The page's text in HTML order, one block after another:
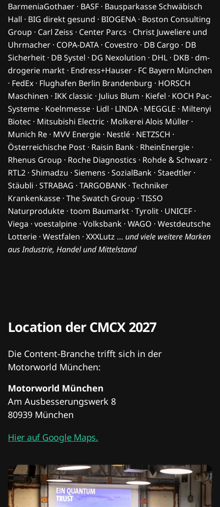
BarmeniaGothaer · BASF · Bausparkasse Schwäbisch
Hall · BIG direkt gesund · BIOGENA · Boston Consulting
Group · Carl Zeiss · Center Parcs · Christ Juweliere und
Uhrmacher · COPA-DATA · Covestro · DB Cargo · DB
Sicherheit · DB Systel · DG Nexolution · DHL · DKB · dm-
drogerie markt · Endress+Hauser · FC Bayern München
· FedEx · Flughafen Berlin Brandenburg · HORSCH
Maschinen · IKK classic · Julius Blum · Kiefel · KOCH Pac-
Systeme · Koelnmesse · Lidl · LINDA · MEGGLE · Miltenyi
Biotec · Mitsubishi Electric · Molkerei Alois Müller ·
Munich Re · MVV Energie · Nestlé · NETZSCH ·
Österreichische Post · Raisin Bank · RheinEnergie ·
Rhenus Group · Roche Diagnostics · Rohde & Schwarz ·
RTL2 · Shimadzu · Siemens · SozialBank · Staedtler ·
Stäubli · STRABAG · TARGOBANK · Techniker
Krankenkasse · The Swatch Group · TISSO
Naturprodukte · toom Baumarkt · Tyrolit · UNICEF ·
Viega · voestalpine · Volksbank · WAGO · Westdeutsche
Lotterie · Westfalen · XXXLutz … und viele weitere Marken
aus Industrie, Handel und Mittelstand
Location der CMCX 2027
Die Content-Branche trifft sich in der
Motorworld München:
Motorworld München
Am Ausbesserungswerk 8
80939 München
Hier auf Google Maps.